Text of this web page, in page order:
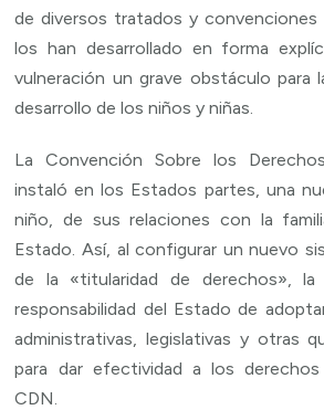
de diversos tratados y convenciones
los han desarrollado en forma
vulneración un grave obstáculo para
desarrollo de los niños y niñas.
La Convención Sobre los
instaló en los Estados partes, una
niño, de sus relaciones con la
Estado. Así, al configurar un nuevo
de la «titularidad de derechos»,
responsabilidad del Estado de
administrativas, legislativas y otras
para dar efectividad a los
CDN.